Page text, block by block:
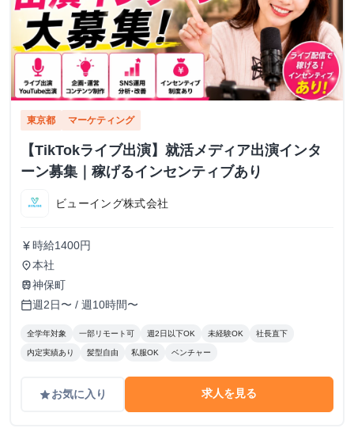
東京都 マーケティング
【TikTokライブ出演】就活メディア出演インタ
ーン募集｜稼げるインセンティブあり
ビューイング株式会社
currency_yen 時給1400円
place本社
train神保町
calendar_today週2日〜 / 週10時間〜
全学年対象 一部リモート可 週2日以下OK 未経験OK 社長直下
内定実績あり 髪型自由 私服OK ベンチャー
gradeお気に入り 求人を見る